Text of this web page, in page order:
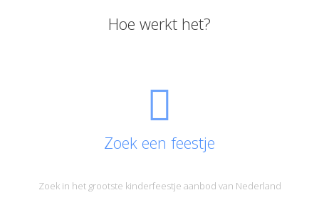
Hoe werkt het?
Zoek een feestje
Zoek in het grootste kinderfeestje aanbod van Nederland